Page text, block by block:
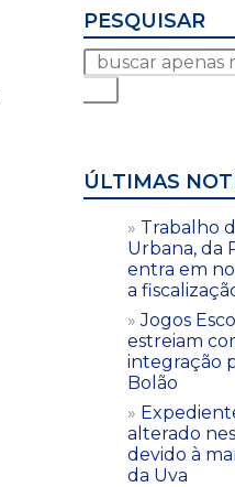
PESQUISAR
ÚLTIMAS
Trabalho
Urbana, da
entra em
a
Jogos
estreiam
integração
Bolão
alterado
devido à
da Uva